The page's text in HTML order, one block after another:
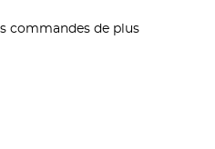
commandes de plus